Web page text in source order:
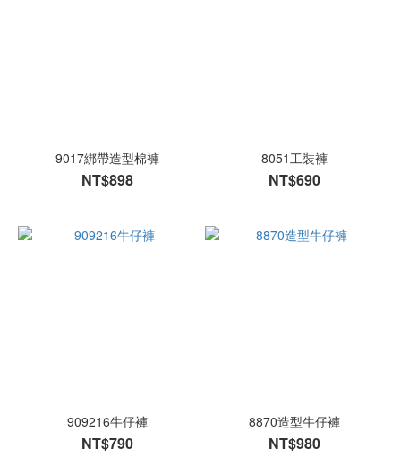
9017綁帶造型棉褲
NT$898
8051工裝褲
NT$690
909216牛仔褲
NT$790
8870造型牛仔褲
NT$980